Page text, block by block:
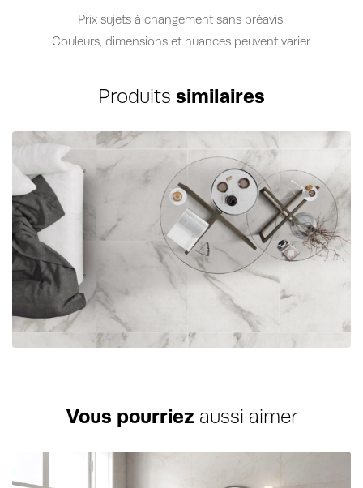
Prix sujets à changement sans préavis.
Couleurs, dimensions et nuances peuvent varier.
Produits similaires
Vous pourriezaussi aimer